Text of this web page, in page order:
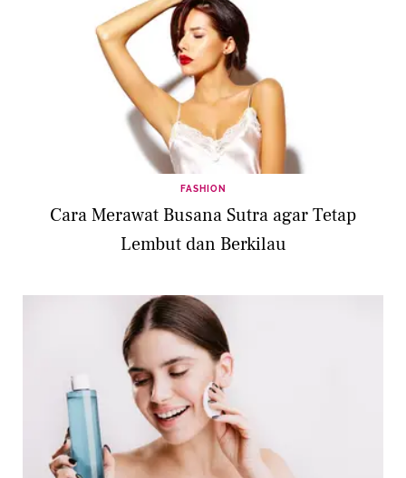
FASHION
Cara Merawat Busana Sutra agar Tetap
Lembut dan Berkilau